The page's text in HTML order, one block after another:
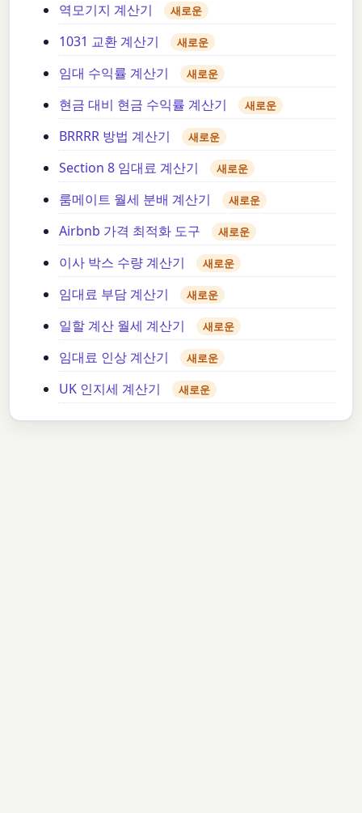
역모기지 계산기 새로운
1031 교환 계산기 새로운
임대 수익률 계산기 새로운
현금 대비 현금 수익률 계산기 새로운
BRRRR 방법 계산기 새로운
Section 8 임대료 계산기 새로운
룸메이트 월세 분배 계산기 새로운
Airbnb 가격 최적화 도구 새로운
이사 박스 수량 계산기 새로운
임대료 부담 계산기 새로운
일할 계산 월세 계산기 새로운
임대료 인상 계산기 새로운
UK 인지세 계산기 새로운